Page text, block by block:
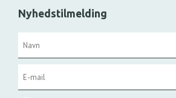
Nyhedstilmelding